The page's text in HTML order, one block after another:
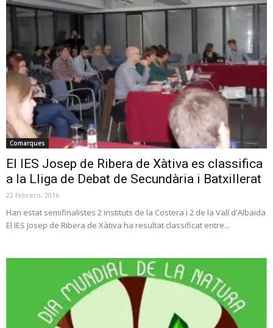
Comarques
El IES Josep de Ribera de Xàtiva es classifica
a la Lliga de Debat de Secundària i Batxillerat
22 febrero, 2016
Han estat semifinalistes 2 instituts de la Costera i 2 de la Vall d'Albaida
El IES Josep de Ribera de Xàtiva ha resultat classificat entre...